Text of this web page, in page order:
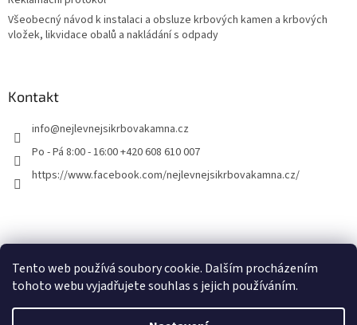
Tento web používá soubory cookie. Dalším procházením
tohoto webu vyjadřujete souhlas s jejich používáním.
Všeobecný návod k instalaci a obsluze krbových kamen a krbových
vložek, likvidace obalů a nakládání s odpady
Kontakt
info@nejlevnejsikrbovakamna.cz
Po - Pá 8:00 - 16:00 +420 608 610 007
https://www.facebook.com/nejlevnejsikrbovakamna.cz/